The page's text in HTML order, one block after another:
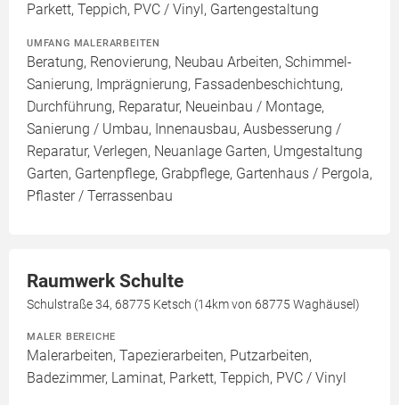
Parkett, Teppich, PVC / Vinyl, Gartengestaltung
UMFANG MALERARBEITEN
Beratung, Renovierung, Neubau Arbeiten, Schimmel-
Sanierung, Imprägnierung, Fassadenbeschichtung,
Durchführung, Reparatur, Neueinbau / Montage,
Sanierung / Umbau, Innenausbau, Ausbesserung /
Reparatur, Verlegen, Neuanlage Garten, Umgestaltung
Garten, Gartenpflege, Grabpflege, Gartenhaus / Pergola,
Pflaster / Terrassenbau
Raumwerk Schulte
Schulstraße 34, 68775 Ketsch (14km von 68775 Waghäusel)
MALER BEREICHE
Malerarbeiten, Tapezierarbeiten, Putzarbeiten,
Badezimmer, Laminat, Parkett, Teppich, PVC / Vinyl